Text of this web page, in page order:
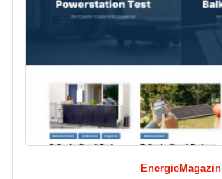
EnergieMagazin